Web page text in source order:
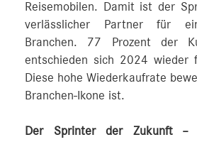
Reisemobilen. Damit ist der
verlässlicher Partner für
Branchen. 77 Prozent der
entschieden sich 2024 wieder
Diese hohe Wiederkaufrate
Branchen-Ikone ist.
Der Sprinter der Zukunft –